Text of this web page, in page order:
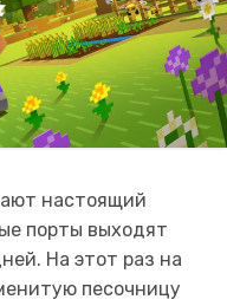
настоящий
порты выходят
На этот раз на
песочницу